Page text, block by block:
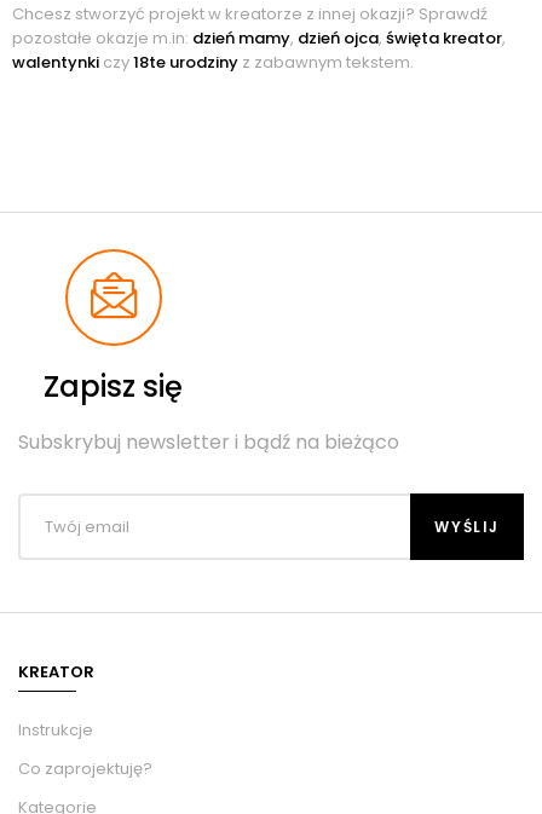
Chcesz stworzyć projekt w kreatorze z innej okazji? Sprawdź
pozostałe okazje m.in: dzień mamy, dzień ojca, święta kreator,
walentynki czy18te urodziny z zabawnym tekstem.
Zapisz się
Subskrybuj newsletter i bądź na bieżąco
KREATOR
Instrukcje
Co zaprojektuję?
Kategorie